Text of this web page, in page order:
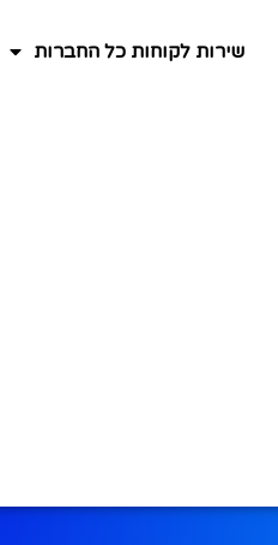
שירות לקוחות כל החברות